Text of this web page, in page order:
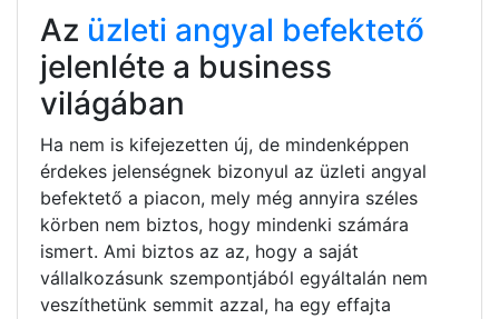
Az üzleti angyal befektető
jelenléte a business
világában
Ha nem is kifejezetten új, de mindenképpen
érdekes jelenségnek bizonyul az üzleti angyal
befektető a piacon, mely még annyira széles
körben nem biztos, hogy mindenki számára
ismert. Ami biztos az az, hogy a saját
vállalkozásunk szempontjából egyáltalán nem
veszíthetünk semmit azzal, ha egy effajta